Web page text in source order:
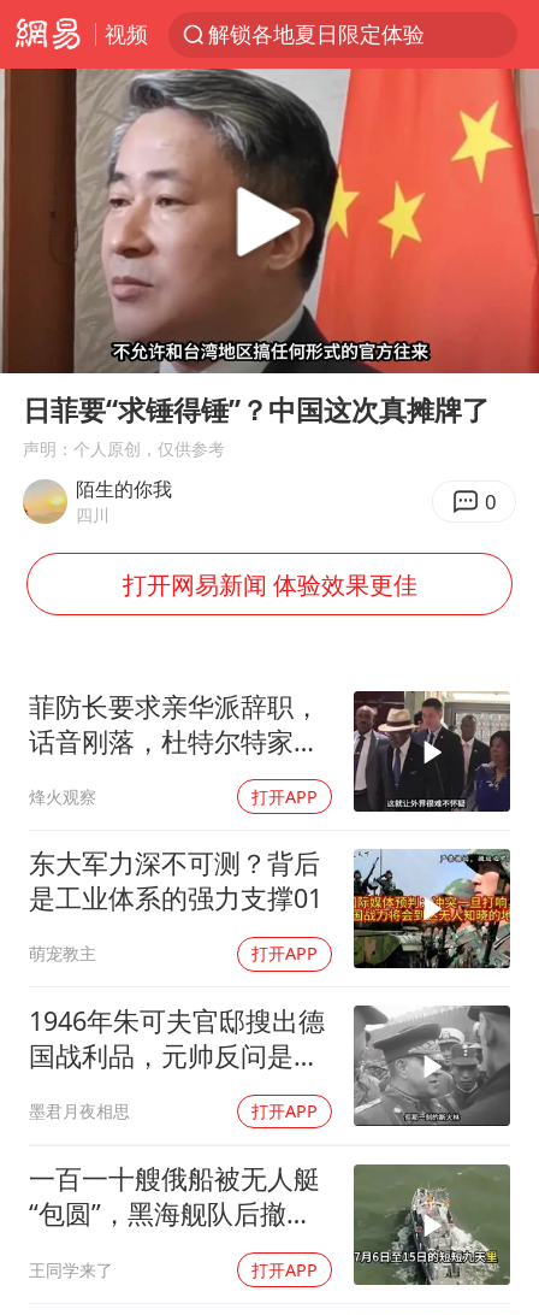
视频
解锁各地夏日限定体验
四川宜宾市珙县发生3.4级地震
白海豚将正面袭击贯穿浙江
香港宏福苑火灾或由烟头引起
浙江台州《告全体市民书》
周末打虎 宋致远被查
郑丽文：台湾从来没有“独立”过
戚薇谈把脸交给AI
多个明星演唱会取消
习近平心系体育强国建设
Play
00:00
日菲要“求锤得锤”？中国这次真摊牌了
声明：个人原创，仅供参考
陌生的你我
四川 0
打开网易新闻 体验效果更佳
菲防长要求亲华派辞职，
话音刚落，杜特尔特家族
烽火观察 打开APP
东大军力深不可测？背后
是工业体系的强力支撑01
萌宠教主 打开APP
1946年朱可夫官邸搜出德
国战利品，元帅反问是否
墨君月夜相思 打开APP
一百一十艘俄船被无人艇
“包圆”，黑海舰队后撤数
百里，制海权彻底易手
王同学来了 打开APP